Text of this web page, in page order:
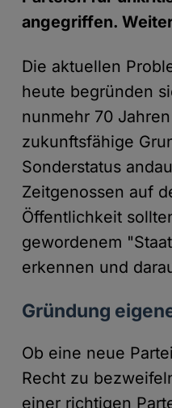
angegriffen.
Die aktuellen
heute begründen
nunmehr 70
zukunftsfähige
Sonderstatus
Zeitgenossen auf
Öffentlichkeit
gewordenem
erkennen und
Gründung
Ob eine neue
Recht zu
einer richtigen